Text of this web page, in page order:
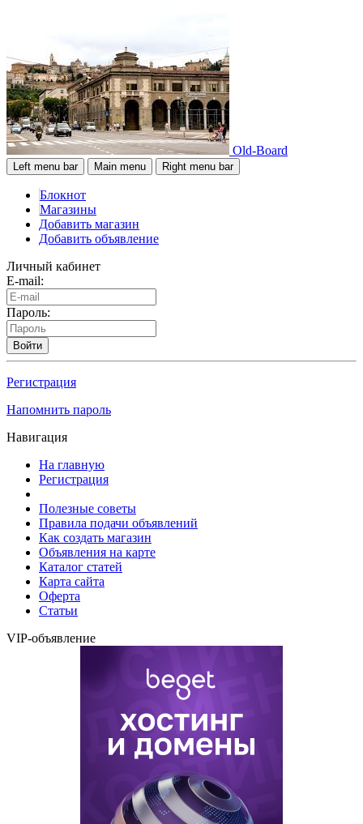
Old-Board
Left menu bar Main menu Right menu bar
Блокнот
Магазины
Добавить магазин
Добавить объявление
Личный кабинет
E-mail:
Пароль:
Войти
Регистрация
Напомнить пароль
Навигация
На главную
Регистрация
Полезные советы
Правила подачи объявлений
Как создать магазин
Объявления на карте
Каталог статей
Карта сайта
Оферта
Статьи
VIP-объявление